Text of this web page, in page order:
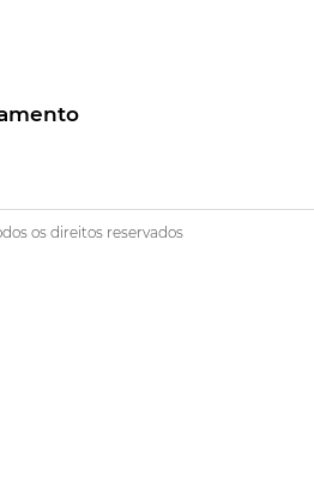
os direitos reservados